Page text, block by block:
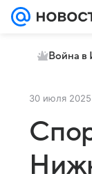
Война в
30 июля 2025